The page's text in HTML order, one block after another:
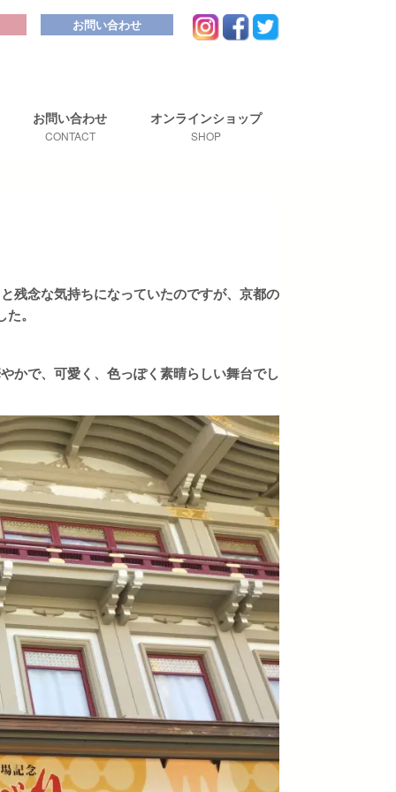
お問い合わせ
お問い合わせ
CONTACT
オンラインショップ
SHOP
残念な気持ちになっていたのですが、京都の
。
かで、可愛く、色っぽく素晴らしい舞台でし